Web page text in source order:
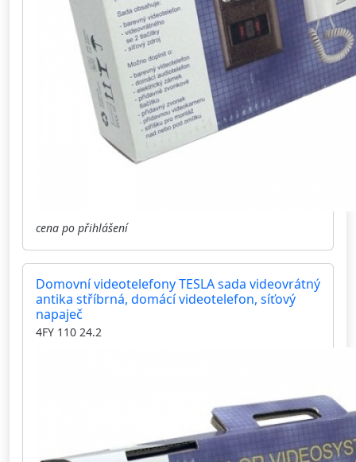
cena po přihlášení
Domovní videotelefony TESLA sada videovrátný
antika stříbrná, domácí videotelefon, síťový
napaječ
4FY 110 24.2